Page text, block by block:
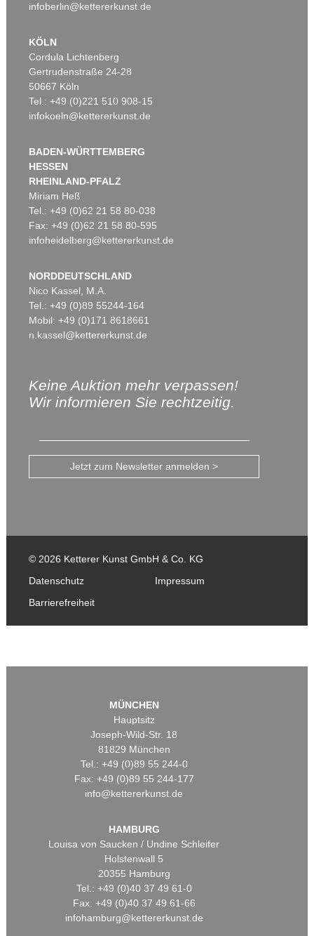
infoberlin@kettererkunst.de
KÖLN
Cordula Lichtenberg
Gertrudenstraße 24-28
50667 Köln
Tel.: +49 (0)221 510 908-15
infokoeln@kettererkunst.de
BADEN-WÜRTTEMBERG
HESSEN
RHEINLAND-PFALZ
Miriam Heß
Tel.: +49 (0)62 21 58 80-038
Fax: +49 (0)62 21 58 80-595
infoheidelberg@kettererkunst.de
NORDDEUTSCHLAND
Nico Kassel, M.A.
Tel.: +49 (0)89 55244-164
Mobil: +49 (0)171 8618661
n.kassel@kettererkunst.de
Keine Auktion mehr verpassen!
Wir informieren Sie rechtzeitig.
Jetzt zum Newsletter anmelden >
© 2026 Ketterer Kunst GmbH & Co. KG
Datenschutz
Impressum
Barrierefreiheit
MÜNCHEN
Hauptsitz
Joseph-Wild-Str. 18
81829 München
Tel.: +49 (0)89 55 244-0
Fax: +49 (0)89 55 244-177
info@kettererkunst.de
HAMBURG
Louisa von Saucken / Undine Schleifer
Holstenwall 5
20355 Hamburg
Tel.: +49 (0)40 37 49 61-0
Fax: +49 (0)40 37 49 61-66
infohamburg@kettererkunst.de